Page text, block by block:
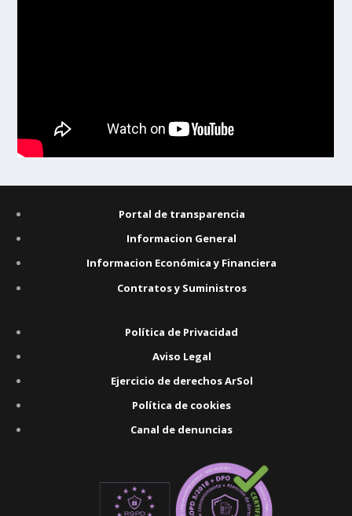
Portal de transparencia
Informacion General
Informacion Económica y Financiera
Contratos y Suministros
Política de Privacidad
Aviso Legal
Ejercicio de derechos ArSol
Política de cookies
Canal de denuncias